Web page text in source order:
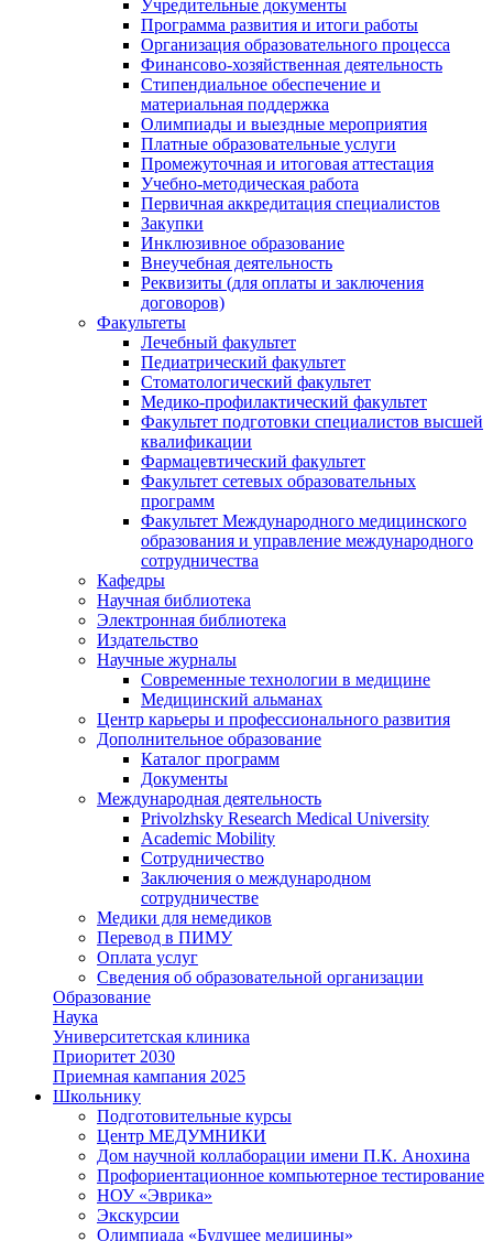
Учредительные документы
Программа развития и итоги работы
Организация образовательного процесса
Финансово-хозяйственная деятельность
Стипендиальное обеспечение и
материальная поддержка
Олимпиады и выездные мероприятия
Платные образовательные услуги
Промежуточная и итоговая аттестация
Учебно-методическая работа
Первичная аккредитация специалистов
Закупки
Инклюзивное образование
Внеучебная деятельность
Реквизиты (для оплаты и заключения
договоров)
Факультеты
Лечебный факультет
Педиатрический факультет
Стоматологический факультет
Медико-профилактический факультет
Факультет подготовки специалистов высшей
квалификации
Фармацевтический факультет
Факультет сетевых образовательных
программ
Факультет Международного медицинского
образования и управление международного
сотрудничества
Кафедры
Научная библиотека
Электронная библиотека
Издательство
Научные журналы
Современные технологии в медицине
Медицинский альманах
Центр карьеры и профессионального развития
Дополнительное образование
Каталог программ
Документы
Международная деятельность
Privolzhsky Research Medical University
Academic Mobility
Сотрудничество
Заключения о международном
сотрудничестве
Медики для немедиков
Перевод в ПИМУ
Оплата услуг
Сведения об образовательной организации
Образование
Наука
Университетская клиника
Приоритет 2030
Приемная кампания 2025
Школьнику
Подготовительные курсы
Центр МЕДУМНИКИ
Дом научной коллаборации имени П.К. Анохина
Профориентационное компьютерное тестирование
НОУ «Эврика»
Экскурсии
Олимпиада «Будущее медицины»